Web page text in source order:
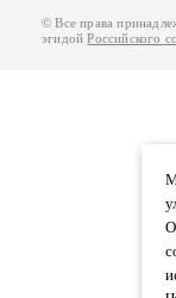
© Все права
эгидойРоссийского